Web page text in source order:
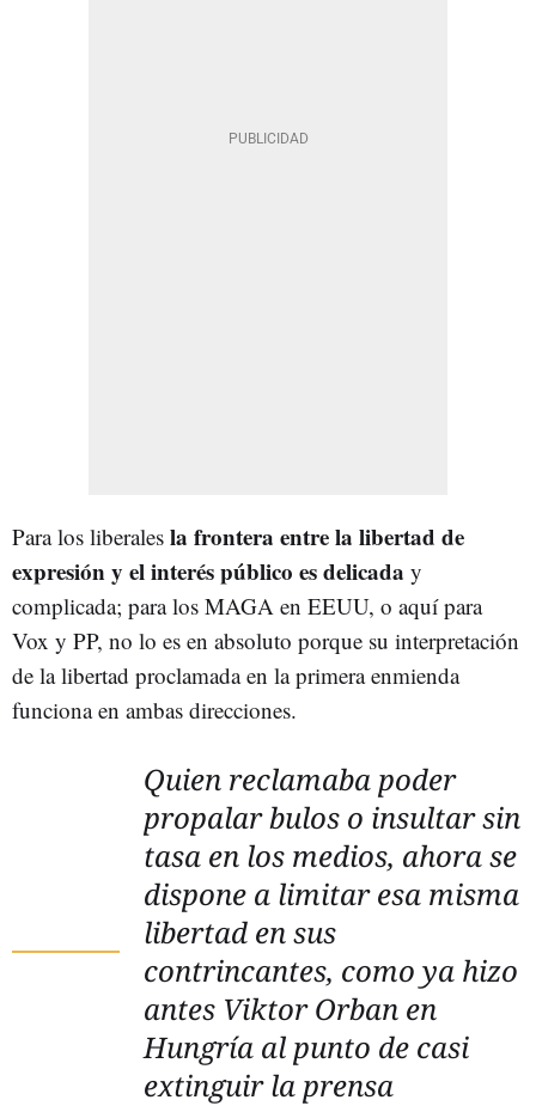
Para los liberales la frontera entre la libertad de
expresión y el interés público es delicada y
complicada; para los MAGA en EEUU, o aquí para
Vox y PP, no lo es en absoluto porque su interpretación
de la libertad proclamada en la primera enmienda
funciona en ambas direcciones.
Quien reclamaba poder
propalar bulos o insultar sin
tasa en los medios, ahora se
dispone a limitar esa misma
libertad en sus
contrincantes, como ya hizo
antes Viktor Orban en
Hungría al punto de casi
extinguir la prensa